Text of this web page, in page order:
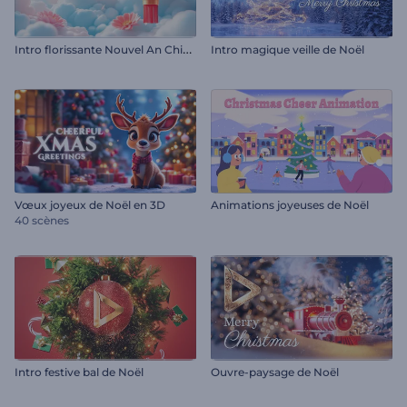
I
ntro florissante Nouvel An Chinois Intro magique veille de Noël
Vœux joyeux de Noël en 3D
40 scènes
Animations joyeuses de Noël
Intro festive bal de Noël Ouvre-paysage de Noël